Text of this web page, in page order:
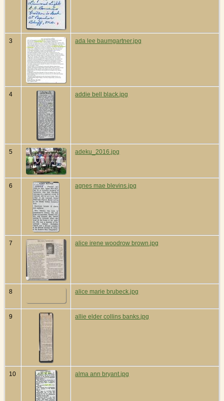
3 ada lee baumgartner.jpg
4 addie bell black.jpg
5 adeku_2016.jpg
6 agnes mae blevins.jpg
7 alice irene woodrow brown.jpg
8 alice marie brubeck.jpg
9 allie elder collins banks.jpg
10 alma ann bryant.jpg